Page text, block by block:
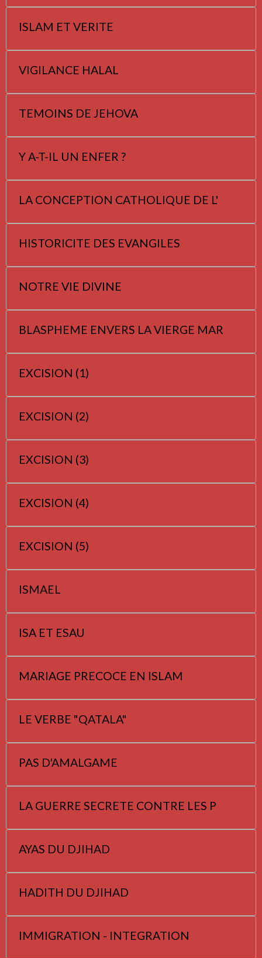
ISLAM ET VERITE
VIGILANCE HALAL
TEMOINS DE JEHOVA
Y A-T-IL UN ENFER ?
LA CONCEPTION CATHOLIQUE DE L'
HISTORICITE DES EVANGILES
NOTRE VIE DIVINE
BLASPHEME ENVERS LA VIERGE MAR
EXCISION (1)
EXCISION (2)
EXCISION (3)
EXCISION (4)
EXCISION (5)
ISMAEL
ISA ET ESAU
MARIAGE PRECOCE EN ISLAM
LE VERBE "QATALA"
PAS D'AMALGAME
LA GUERRE SECRETE CONTRE LES P
AYAS DU DJIHAD
HADITH DU DJIHAD
IMMIGRATION - INTEGRATION